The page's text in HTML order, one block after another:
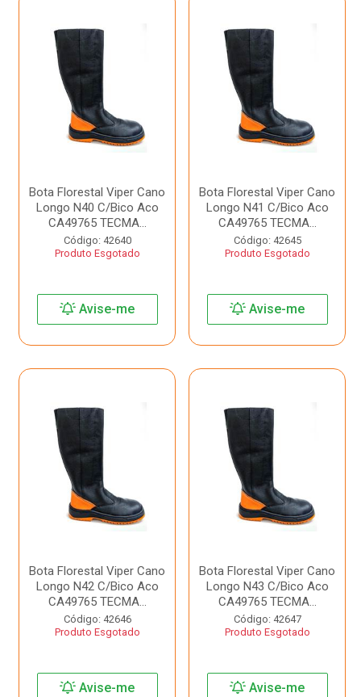
Bota Florestal Viper Cano
Longo N40 C/Bico Aco
CA49765 TECMA...
Código: 42640
Produto Esgotado
Avise-me
Bota Florestal Viper Cano
Longo N41 C/Bico Aco
CA49765 TECMA...
Código: 42645
Produto Esgotado
Avise-me
Bota Florestal Viper Cano
Longo N42 C/Bico Aco
CA49765 TECMA...
Código: 42646
Produto Esgotado
Avise-me
Bota Florestal Viper Cano
Longo N43 C/Bico Aco
CA49765 TECMA...
Código: 42647
Produto Esgotado
Avise-me